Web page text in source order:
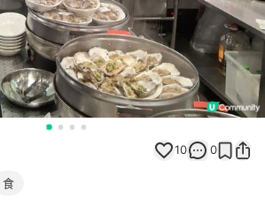
10 0
食